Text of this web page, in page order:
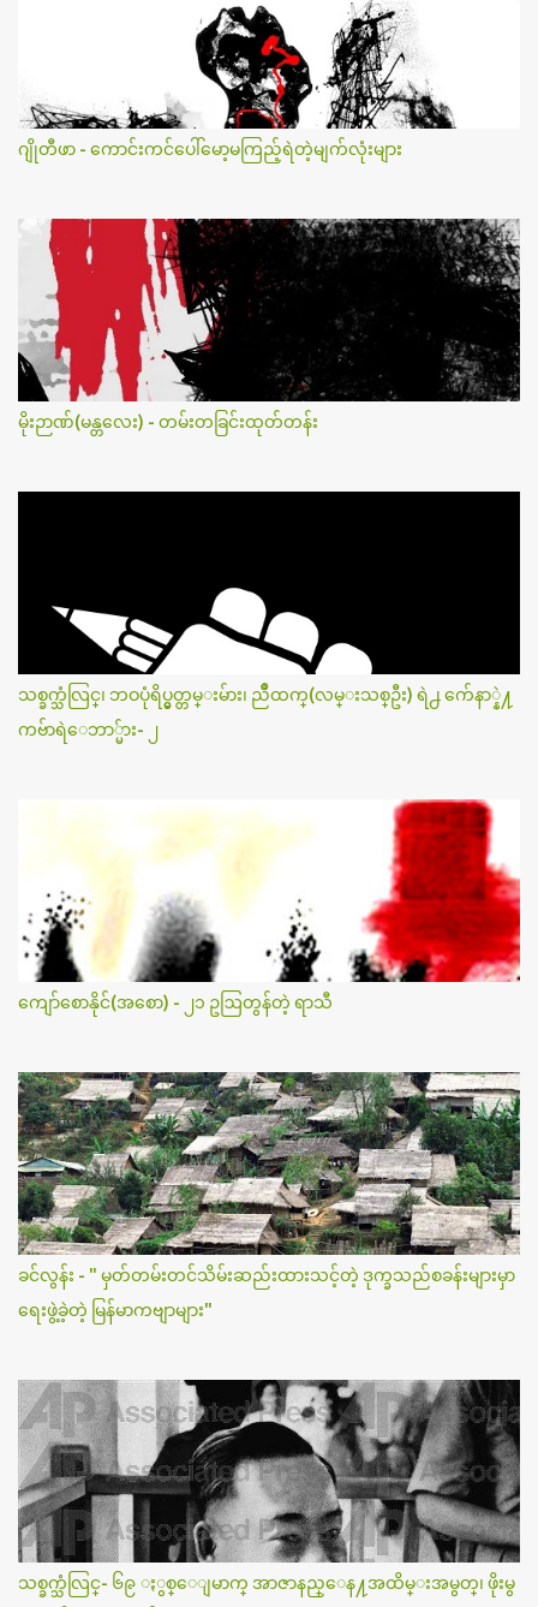
ဂျိုတီဖာ - ကောင်းကင်ပေါ်မော့မကြည့်ရဲတဲ့မျက်လုံးများ
မိုးဉာဏ်(မန္တလေး) - တမ်းတခြင်းထုတ်တန်း
သစ္ခက္သံလြင္၊ ဘဝပုံရိပ္မွတ္တမ္းမ်ား၊ ညိဳထက္(လမ္းသစ္ဦး) ရဲ႕ က်ေနာ္နဲ႔
ကဗ်ာရဲေဘာ္မ်ား- ၂
ကျော်စောနိုင်(အစော) - ၂၁ ဥဩတွန်တဲ့ ရာသီ
ခင်လွန်း - " မှတ်တမ်းတင်သိမ်းဆည်းထားသင့်တဲ့ ဒုက္ခသည်စခန်းများမှာ
ရေးဖွဲ့ခဲ့တဲ့ မြန်မာကဗျာများ"
သစ္ခက္သံလြင္- ၆၉ ႏွစ္ေျမာက္ အာဇာနည္ေန႔အထိမ္းအမွတ္၊ ဖိုးမွ